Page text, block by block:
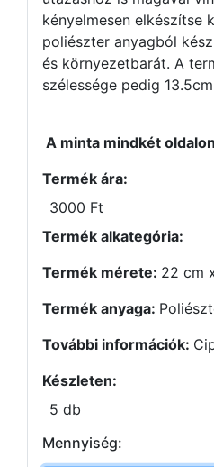
kényelmesen elkészítse
poliészter anyagból
és környezetbarát. A
szélessége pedig
A minta mindkét
Termék ára:
3000 Ft
Termék alkategória:
Termék mérete: 22 cm
Termék anyaga:
További információk:
Készleten:
5 db
Mennyiség: